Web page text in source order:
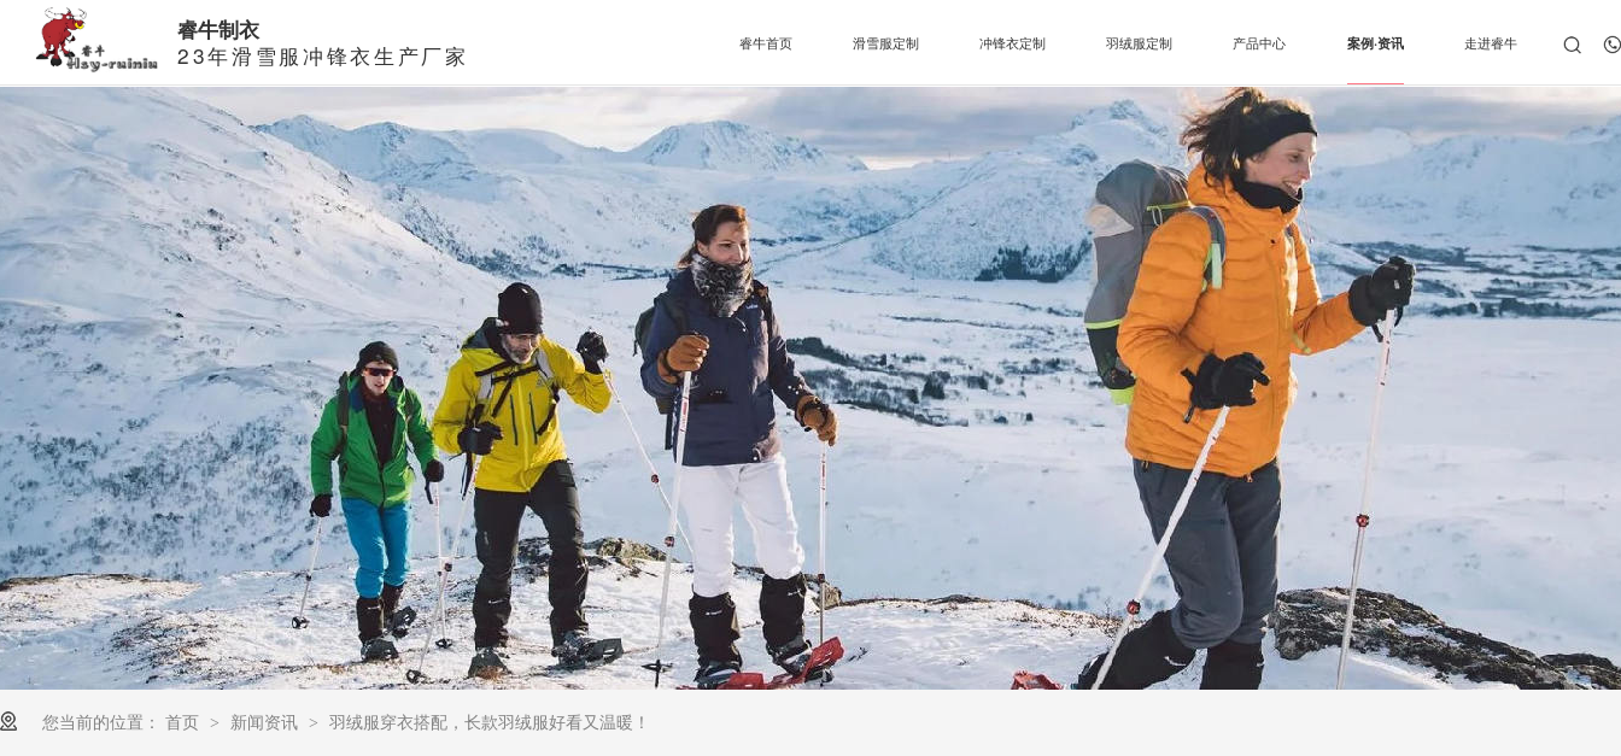
睿牛制衣
23年滑雪服冲锋衣生产厂家 睿牛首页 滑雪服定制 冲锋衣定制 羽绒服定制 产品中心 案例·资讯 走进睿牛
您当前的位置： 首页 > 新闻资讯 > 羽绒服穿衣搭配，长款羽绒服好看又温暖！